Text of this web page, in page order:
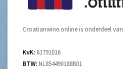
Croatianwine.online is onderdeel
KvK: 61791016
BTW: NL854490188B01